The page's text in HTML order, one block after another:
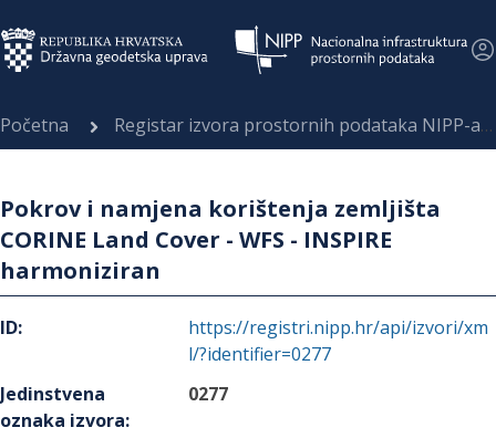
Početna Registar izvora prostornih podataka NIPP-a
Pokrov i namjena korištenja zemljišta
CORINE Land Cover - WFS - INSPIRE
harmoniziran
ID:
https://registri.nipp.hr/api/izvori/xm
l/?identifier=0277
Jedinstvena
oznaka izvora:
0277